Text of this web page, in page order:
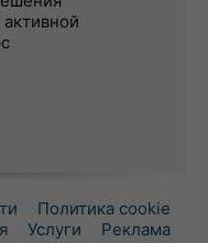
Политика cookie
Услуги
Реклама